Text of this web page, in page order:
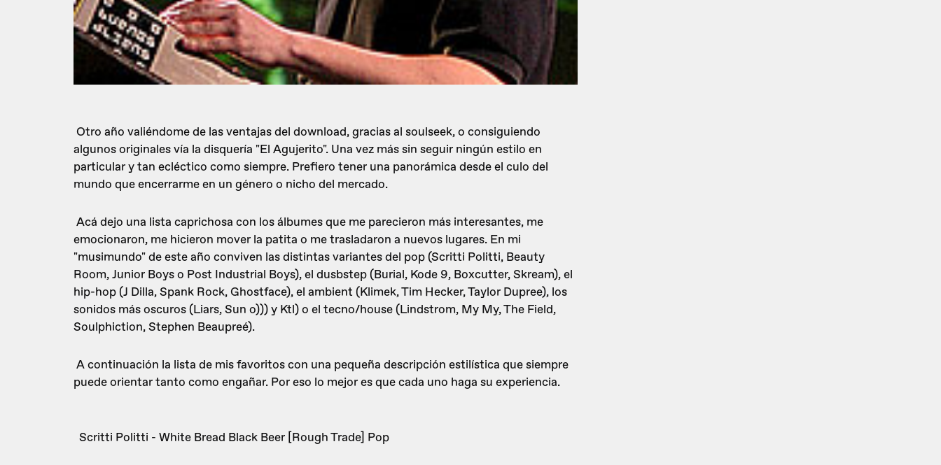
Otro año valiéndome de las ventajas del download, gracias al soulseek, o consiguiendo
algunos originales vía la disquería "El Agujerito". Una vez más sin seguir ningún estilo en
particular y tan ecléctico como siempre. Prefiero tener una panorámica desde el culo del
mundo que encerrarme en un género o nicho del mercado.
Acá dejo una lista caprichosa con los álbumes que me parecieron más interesantes, me
emocionaron, me hicieron mover la patita o me trasladaron a nuevos lugares. En mi
"musimundo" de este año conviven las distintas variantes del pop (Scritti Politti, Beauty
Room, Junior Boys o Post Industrial Boys), el dusbstep (Burial, Kode 9, Boxcutter, Skream), el
hip-hop (J Dilla, Spank Rock, Ghostface), el ambient (Klimek, Tim Hecker, Taylor Dupree), los
sonidos más oscuros (Liars, Sun o))) y Ktl) o el tecno/house (Lindstrom, My My, The Field,
Soulphiction, Stephen Beaupreé).
A continuación la lista de mis favoritos con una pequeña descripción estilística que siempre
puede orientar tanto como engañar. Por eso lo mejor es que cada uno haga su experiencia.
Scritti Politti - White Bread Black Beer [Rough Trade] Pop